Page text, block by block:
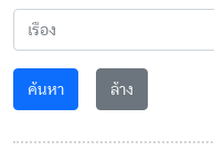
ค้นหา ล้าง